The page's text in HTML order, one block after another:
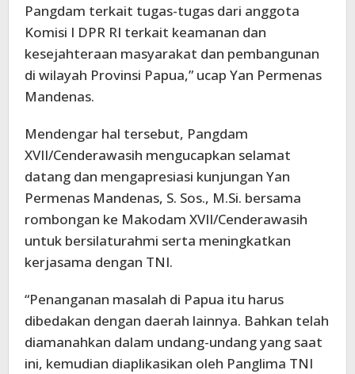
Pangdam terkait tugas-tugas dari anggota
Komisi I DPR RI terkait keamanan dan
kesejahteraan masyarakat dan pembangunan
di wilayah Provinsi Papua,” ucap Yan Permenas
Mandenas.
Mendengar hal tersebut, Pangdam
XVII/Cenderawasih mengucapkan selamat
datang dan mengapresiasi kunjungan Yan
Permenas Mandenas, S. Sos., M.Si. bersama
rombongan ke Makodam XVII/Cenderawasih
untuk bersilaturahmi serta meningkatkan
kerjasama dengan TNI.
“Penanganan masalah di Papua itu harus
dibedakan dengan daerah lainnya. Bahkan telah
diamanahkan dalam undang-undang yang saat
ini, kemudian diaplikasikan oleh Panglima TNI